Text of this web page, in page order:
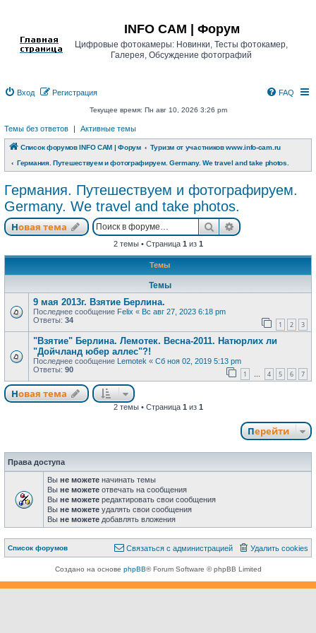
INFO CAM | Форум
Цифровые фотокамеры: Новинки, Тесты фотокамер,
Галерея, Обсуждение фотографий
Вход Регистрация FAQ
Текущее время: Пн авг 10, 2026 3:26 pm
Темы без ответов | Активные темы
Список форумов INFO CAM | Форум
Туризм от участников www.info-cam.ru
Германия. Путешествуем и фотографируем. Germany. We travel and take photos.
Германия. Путешествуем и фотографируем.
Germany. We travel and take photos.
Новая тема
Новаятема ПоискРасширенный
2 темы • Страница 1 из 1
Темы
Темы
9 мая 2013г. Взятие Берлина.
Последнее сообщение Felix « Вс авг 27, 2023 6:18 pm
Ответы: 34 1 2 3
"Взятие" Берлина. Лемотек. Весна-2011. Натюрлих ли
"Дойчланд юбер аллес"?!
Последнее сообщение Lemotek « Сб ноя 02, 2019 5:13 pm
Ответы: 90 1 … 4 5 6 7
Новая тема
Новаятема
2 темы • Страница 1 из 1
Перейти
Права доступа
Вы не можете начинать темы
Вы не можете отвечать на сообщения
Вы не можете редактировать свои сообщения
Вы не можете удалять свои сообщения
Вы не можете добавлять вложения
Список форумов Удалить cookies
Связаться с
Связаться с администрацией
Создано на основе phpBB® Forum Software © phpBB Limited